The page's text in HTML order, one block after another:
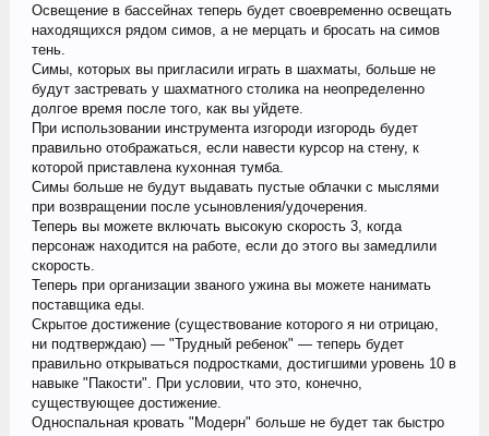
Освещение в бассейнах теперь будет своевременно освещать
находящихся рядом симов, а не мерцать и бросать на симов
тень.
Симы, которых вы пригласили играть в шахматы, больше не
будут застревать у шахматного столика на неопределенно
долгое время после того, как вы уйдете.
При использовании инструмента изгороди изгородь будет
правильно отображаться, если навести курсор на стену, к
которой приставлена кухонная тумба.
Симы больше не будут выдавать пустые облачки с мыслями
при возвращении после усыновления/удочерения.
Теперь вы можете включать высокую скорость 3, когда
персонаж находится на работе, если до этого вы замедлили
скорость.
Теперь при организации званого ужина вы можете нанимать
поставщика еды.
Скрытое достижение (существование которого я ни отрицаю,
ни подтверждаю) — "Трудный ребенок" — теперь будет
правильно открываться подростками, достигшими уровень 10 в
навыке "Пакости". При условии, что это, конечно,
существующее достижение.
Односпальная кровать "Модерн" больше не будет так быстро